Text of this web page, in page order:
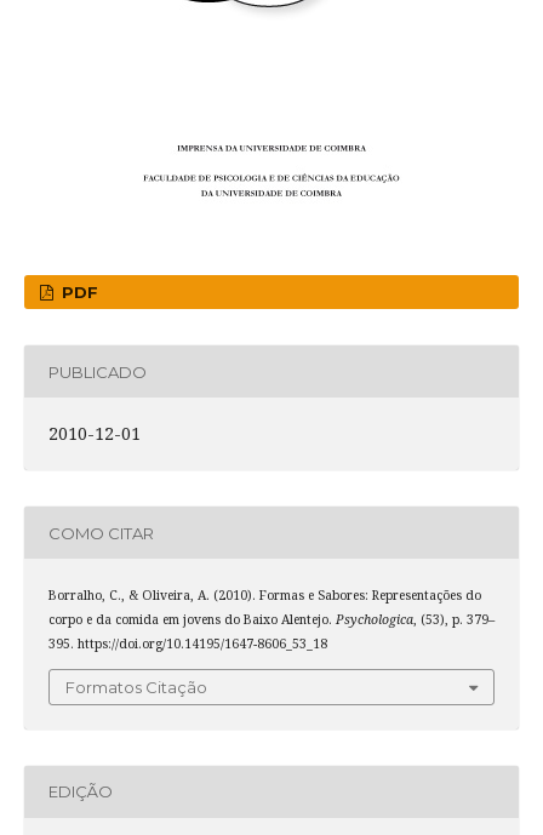
PDF
PUBLICADO
2010-12-01
COMO CITAR
Borralho, C., & Oliveira, A. (2010). Formas e Sabores: Representações do
corpo e da comida em jovens do Baixo Alentejo. Psychologica, (53), p. 379–
395. https://doi.org/10.14195/1647-8606_53_18
Formatos Citação
EDIÇÃO